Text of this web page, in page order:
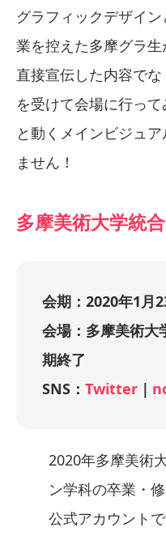
グラフィックデザイ
業を控えた多摩グラ
直接宣伝した内容で
を受けて会場に行っ
と動くメインビジュ
ません！
多摩美術大学統
会期：2020年1月
会場：多摩美術
期終了
SNS： Twitter ｜
2020年多摩美術
ン学科の卒業・
公式アカウント